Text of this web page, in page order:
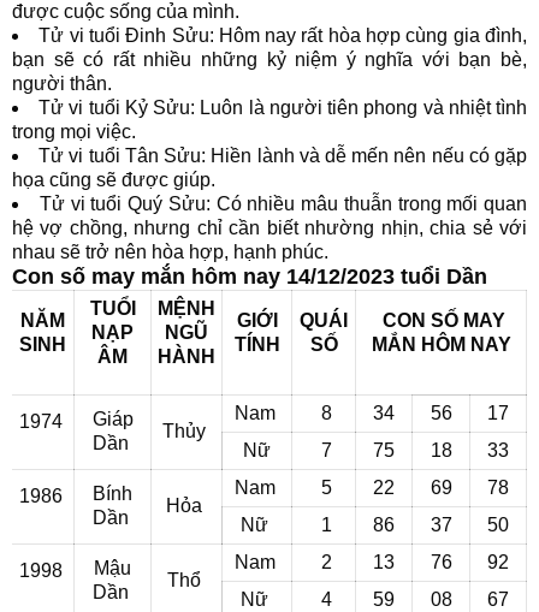
được cuộc sống của mình.
Tử vi tuổi Đinh Sửu: Hôm nay rất hòa hợp cùng gia đình,
bạn sẽ có rất nhiều những kỷ niệm ý nghĩa với bạn bè,
người thân.
Tử vi tuổi Kỷ Sửu: Luôn là người tiên phong và nhiệt tình
trong mọi việc.
Tử vi tuổi Tân Sửu: Hiền lành và dễ mến nên nếu có gặp
họa cũng sẽ được giúp.
Tử vi tuổi Quý Sửu: Có nhiều mâu thuẫn trong mối quan
hệ vợ chồng, nhưng chỉ cần biết nhường nhịn, chia sẻ với
nhau sẽ trở nên hòa hợp, hạnh phúc.
Con số may mắn hôm nay 14/12/2023 tuổi Dần
NĂM
SINH
TUỔI
NẠP
ÂM
MỆNH
NGŨ
HÀNH
GIỚI
TÍNH
QUÁI
SỐ
CON SỐ MAY
MẮN HÔM NAY
1974
Giáp
Dần
Thủy
Nam 8 34 56
17
Nữ
7 75 18 33
1986
Bính
Dần
Hỏa
Nam 5 22 69
78
Nữ
1 86 37 50
1998
Mậu
Dần
Thổ
Nam 2 13 76
92
Nữ
4 59 08 67